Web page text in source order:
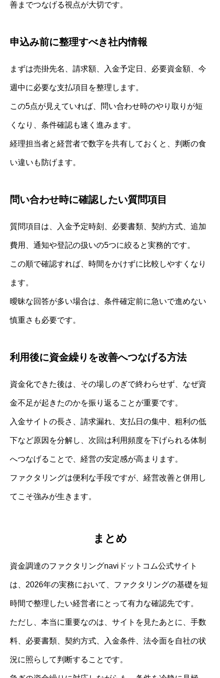
善までつなげる視点が大切です。
申込み前に整理すべき社内情報
まずは売掛先名、請求額、入金予定日、必要資金額、今
週中に必要な支払項目を整理します。
この5点が見えていれば、問い合わせ時のやり取りが短
くなり、条件確認も速く進みます。
経理担当者と経営者で数字を共有しておくと、判断の食
い違いも防げます。
問い合わせ時に確認したい質問項目
質問項目は、入金予定時刻、必要書類、契約方式、追加
費用、通知や登記の扱いの5つに絞ると実務的です。
この順で確認すれば、時間をかけずに比較しやすくなり
ます。
曖昧な回答が多い場合は、条件確定前に急いで進めない
慎重さも必要です。
利用後に資金繰りを改善へつなげる方法
資金化できた後は、その場しのぎで終わらせず、なぜ資
金不足が起きたのかを振り返ることが重要です。
入金サイトの長さ、請求漏れ、支払日の集中、粗利の低
下など原因を分解し、次回は利用頻度を下げられる体制
へつなげることで、経営の安定感が高まります。
ファクタリングは便利な手段ですが、経営改善と併用し
てこそ強みが生きます。
まとめ
資金調達のファクタリングnaviドットコム公式サイト
は、2026年の実務において、ファクタリングの基礎を短
時間で整理したい経営者にとって有力な確認先です。
ただし、本当に重要なのは、サイトを見たあとに、手数
料、必要書類、契約方式、入金条件、法令面を自社の状
況に照らして判断することです。